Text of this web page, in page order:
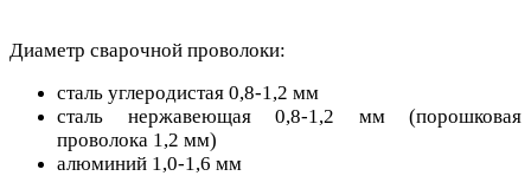
Диаметр сварочной проволоки:
сталь углеродистая 0,8-1,2 мм
сталь нержавеющая 0,8-1,2 мм (порошковая
проволока 1,2 мм)
алюминий 1,0-1,6 мм